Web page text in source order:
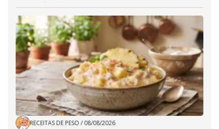
RECEITAS DE PESO / 08/08/2026